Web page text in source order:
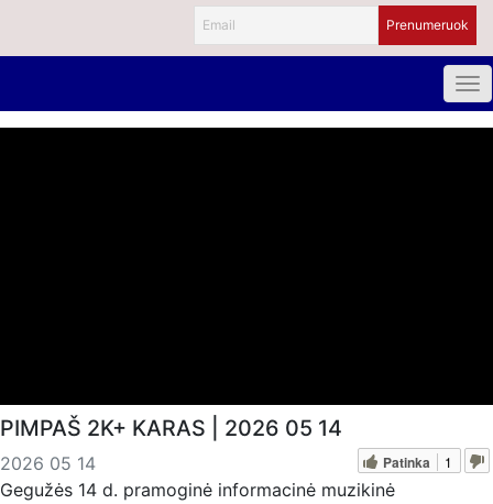
PIMPAŠ 2K+ KARAS | 2026 05 14
2026 05 14 Patinka 1
Gegužės 14 d. pramoginė informacinė muzikinė